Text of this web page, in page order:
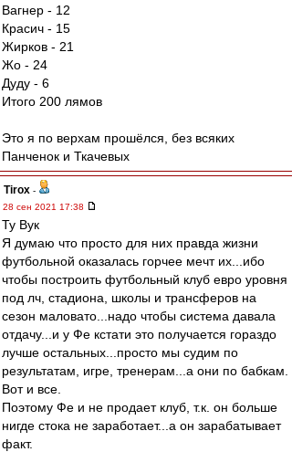
Вагнер - 12
Красич - 15
Жирков - 21
Жо - 24
Дуду - 6
Итого 200 лямов
Это я по верхам прошёлся, без всяких
Панченок и Ткачевых
Tirox -
28 сен 2021 17:38
Ту Вук
Я думаю что просто для них правда жизни
футбольной оказалась горчее мечт их...ибо
чтобы построить футбольный клуб евро уровня
под лч, стадиона, школы и трансферов на
сезон маловато...надо чтобы система давала
отдачу...и у Фе кстати это получается гораздо
лучше остальных...просто мы судим по
результатам, игре, тренерам...а они по бабкам.
Вот и все.
Поэтому Фе и не продает клуб, т.к. он больше
нигде стока не заработает...а он зарабатывает
факт.